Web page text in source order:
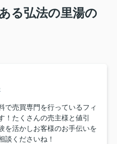
る弘法の里湯の
で売買専門を行っているフィ
！たくさんの売主様と値引
を活かしお客様のお手伝いを
談くださいね！